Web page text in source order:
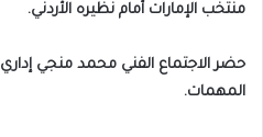
منتخب الإمارات أمام نظيره الأردني.
حضر الاجتماع الفني محمد منجي
المهمات.